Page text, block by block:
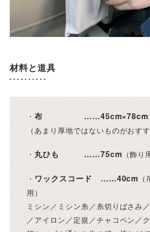
材料と道具
・ 布 ……45cm×78cm
（あまり厚地ではないものがおすす
・ 丸ひも ……75cm （飾り
・ ワックスコード ……40cm
用）
ミシン／ミシン糸／糸切りばさみ
／アイロン／定規／チャコペン／